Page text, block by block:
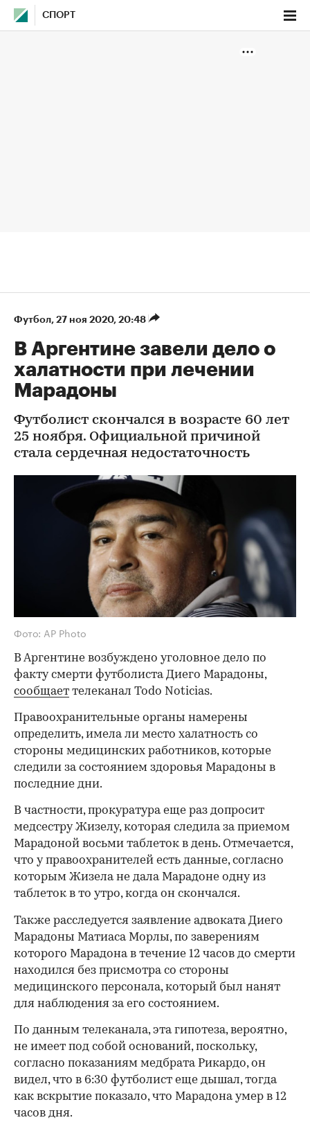
СПОРТ
Футбол⁠, 27 ноя 2020, 20:48
В Аргентине завели дело о
халатности при лечении
Марадоны
Футболист скончался в возрасте 60 лет
25 ноября. Официальной причиной
стала сердечная недостаточность
Фото: AP Photo
В Аргентине возбуждено уголовное дело по
факту смерти футболиста Диего Марадоны,
сообщает телеканал Todo Noticias.
Правоохранительные органы намерены
определить, имела ли место халатность со
стороны медицинских работников, которые
следили за состоянием здоровья Марадоны в
последние дни.
В частности, прокуратура еще раз допросит
медсестру Жизелу, которая следила за приемом
Марадоной восьми таблеток в день. Отмечается,
что у правоохранителей есть данные, согласно
которым Жизела не дала Марадоне одну из
таблеток в то утро, когда он скончался.
00:00
Также расследуется заявление адвоката Диего
Марадоны Матиаса Морлы, по заверениям
которого Марадона в течение 12 часов до смерти
находился без присмотра со стороны
медицинского персонала, который был нанят
для наблюдения за его состоянием.
По данным телеканала, эта гипотеза, вероятно,
не имеет под собой оснований, поскольку,
согласно показаниям медбрата Рикардо, он
видел, что в 6:30 футболист еще дышал, тогда
как вскрытие показало, что Марадона умер в 12
часов дня.